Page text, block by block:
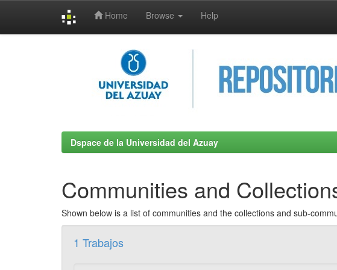
Home Browse Help
Dspace de la Universidad del Azuay
Communities and
Shown below is a list of communities and the collections and sub-
1 Trabajos